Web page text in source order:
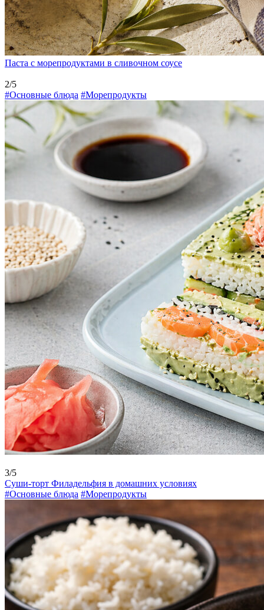
Паста с морепродуктами в сливочном соусе
2/5
#Основные блюда #Морепродукты
3/5
Суши-торт Филадельфия в домашних условиях
#Основные блюда #Морепродукты